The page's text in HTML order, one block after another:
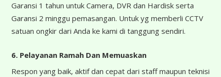
Garansi 1 tahun untuk Camera, DVR dan Hardisk serta
Garansi 2 minggu pemasangan. Untuk yg memberli CCTV
satuan ongkir dari Anda ke kami di tanggung sendiri.
6. Pelayanan Ramah Dan Memuaskan
Respon yang baik, aktif dan cepat dari staff maupun teknisi